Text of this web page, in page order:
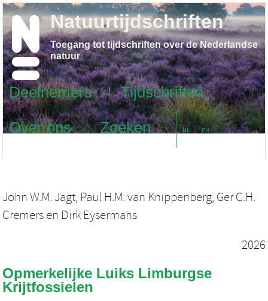
Deelnemers
Tijdschriften
Over ons
Zoeken NL EN
Natuurtijdschriften
Toegang tot tijdschriften over de Nederlandse
natuur
John W.M. Jagt, Paul H.M. van Knippenberg, Ger C.H.
Cremers en Dirk Eysermans
2026
Opmerkelijke Luiks Limburgse
Krijtfossielen